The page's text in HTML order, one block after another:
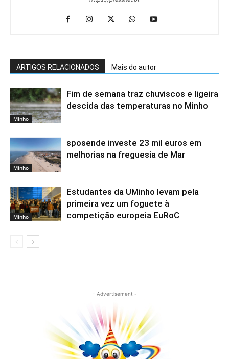
ARTIGOS RELACIONADOS Mais do autor
Minho
Fim de semana traz chuviscos e ligeira
descida das temperaturas no Minho
Minho
sposende investe 23 mil euros em
melhorias na freguesia de Mar
Minho
Estudantes da UMinho levam pela
primeira vez um foguete à
competição europeia EuRoC
- Advertisement -